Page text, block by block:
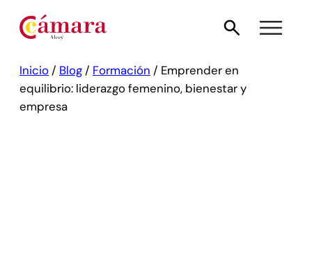
Inicio / Blog / Formación / Emprender en
equilibrio: liderazgo femenino, bienestar y
empresa